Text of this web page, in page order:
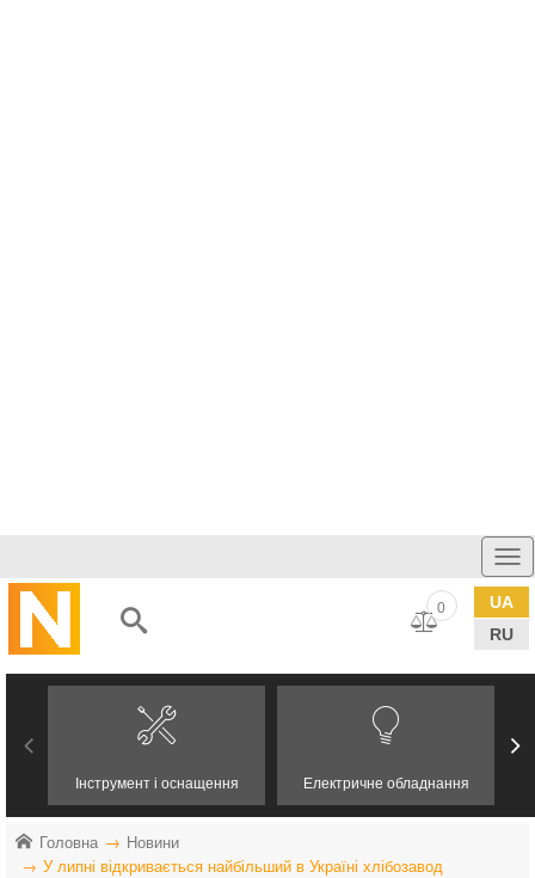
UA
RU
0
Інструмент і оснащення Електричне обладнання
Головна
Новини
У липні відкривається найбільший в Україні хлібозавод